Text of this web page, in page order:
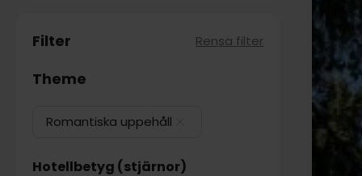
Filter Rensa filter
Theme
Romantiska uppehåll
Hotellbetyg (stjärnor)